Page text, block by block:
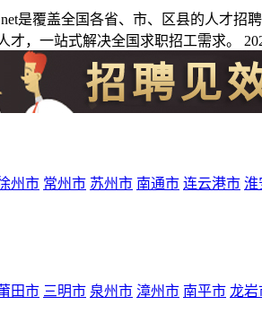
是覆盖全国各省、市、区县的人才
才，一站式解决全国求职招工需求。
州市 常州市 苏州市 南通市 连云港市 淮
田市 三明市 泉州市 漳州市 南平市 龙岩